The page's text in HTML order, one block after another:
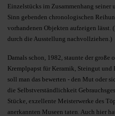
Einzelstücks im Zusammenhang
Sinn gebenden chronologischen
vorhandenen Objekten aufzeigen lässt.
durch die Ausstellung nachvollziehen.)
Damals schon, 1982, staunte der große
Kremplpapst für Keramik, Steingut und
soll man das bewerten - den Mut oder
die Selbstverständlichkeit
Stücke, exzellente Meisterwerke des
anerkannten Museen taten. Auch hier